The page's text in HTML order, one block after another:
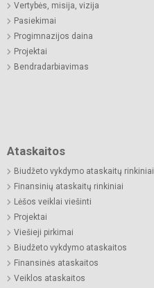
Vertybės, misija, vizija
Pasiekimai
Progimnazijos daina
Projektai
Bendradarbiavimas
Ataskaitos
Biudžeto vykdymo ataskaitų rinkiniai
Finansinių ataskaitų rinkiniai
Lėšos veiklai viešinti
Projektai
Viešieji pirkimai
Biudžeto vykdymo ataskaitos
Finansinės ataskaitos
Veiklos ataskaitos